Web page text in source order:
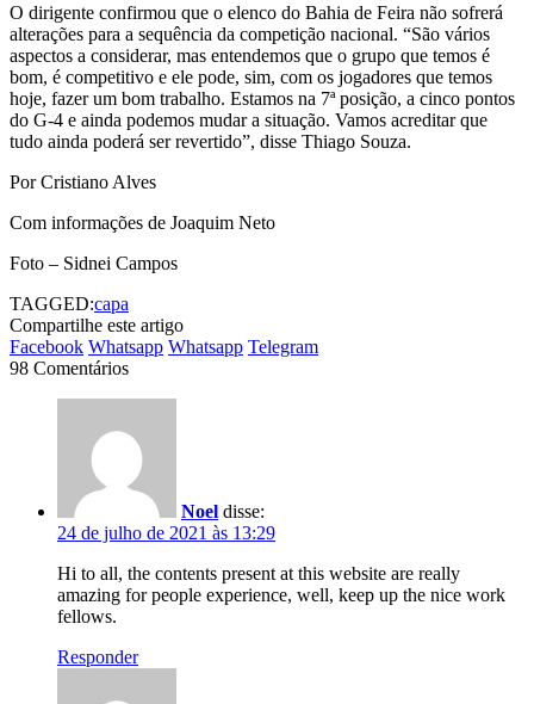
O dirigente confirmou que o elenco do Bahia de Feira não sofrerá
alterações para a sequência da competição nacional. “São vários
aspectos a considerar, mas entendemos que o grupo que temos é
bom, é competitivo e ele pode, sim, com os jogadores que temos
hoje, fazer um bom trabalho. Estamos na 7ª posição, a cinco pontos
do G-4 e ainda podemos mudar a situação. Vamos acreditar que
tudo ainda poderá ser revertido”, disse Thiago Souza.
Por Cristiano Alves
Com informações de Joaquim Neto
Foto – Sidnei Campos
TAGGED:capa
Compartilhe este artigo
Facebook Whatsapp Whatsapp Telegram
98 Comentários
Noel disse:
24 de julho de 2021 às 13:29
Hi to all, the contents present at this website are really
amazing for people experience, well, keep up the nice work
fellows.
Responder